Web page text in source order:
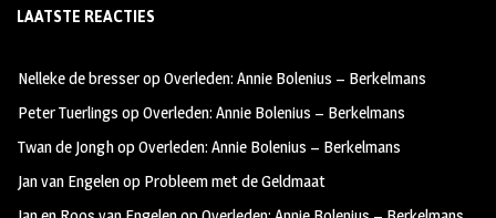
b
oo
k
ag
m
tt
LAATSTE REACTIES
Nelleke de bresseropOverleden: Annie Bolenius – Berkelmans
Peter Tuerlings opOverleden: Annie Bolenius – Berkelmans
Twan de JonghopOverleden: Annie Bolenius – Berkelmans
Jan van Engelenop Probleem met de Geldmaat